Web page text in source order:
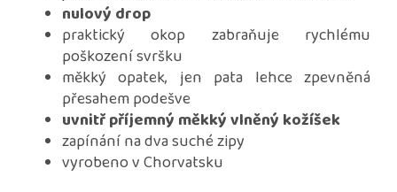
nulový drop
praktický okop zabraňuje rychlému
poškození svršku
měkký opatek, jen pata lehce zpevněná
přesahem podešve
uvnitř příjemný měkký vlněný kožíšek
zapínání na dva suché zipy
vyrobeno v Chorvatsku